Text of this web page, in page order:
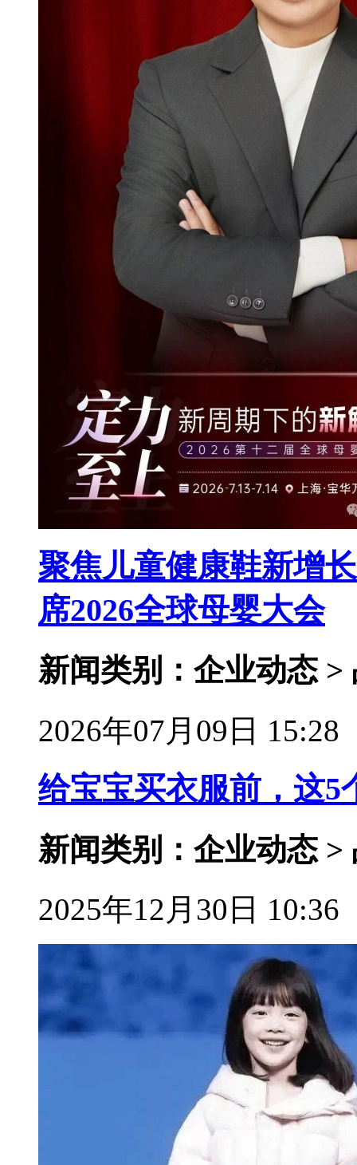
聚焦儿童健康鞋新增
席2026全球母婴大会
新闻类别：企业动态 >
2026年07月09日 15:28
给宝宝买衣服前，这5
新闻类别：企业动态 >
2025年12月30日 10:36